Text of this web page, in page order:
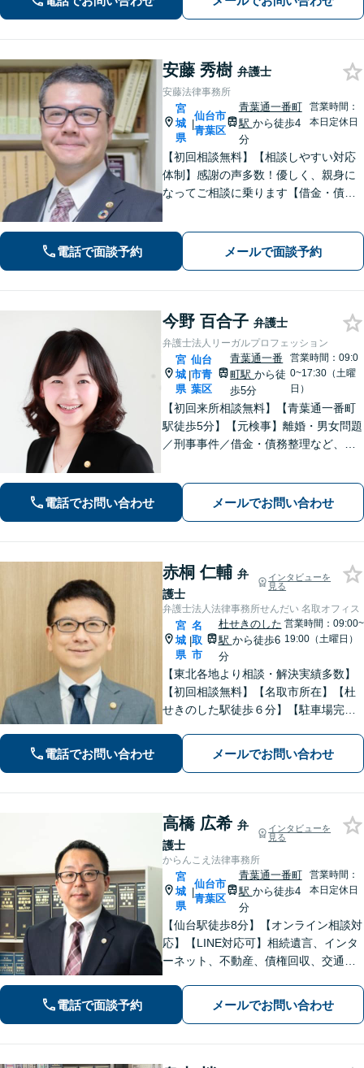
通一番町駅5分】
安藤 秀樹 弁護士
安藤法律事務所
宮
城
県
|
仙台市
青葉区
青葉通一番町
駅 から徒歩4
分
営業時間：
本日定休日
【初回相談無料】【相談しやすい対応
体制】感謝の声多数！優しく、親身に
なってご相談に乗ります【借金・債務
ートを【離婚問題】男性側からの相談
実績が豊富です【青葉通一番町駅4分】
電話で面談予約 メールで面談予約
今野 百合子 弁護士
弁護士法人リーガルプロフェッション
宮
城
県
|
仙台
市青
葉区
青葉通一番
町駅から徒
歩5分
営業時間：09:0
0~17:30（土曜
日）
【初回来所相談無料】【青葉通一番町
駅徒歩5分】【元検事】離婚・男女問題
／刑事事件／借金・債務整理など、あ
い、最善の解決策へと導くことを最も
重視しています。お困りの方はご相談
電話でお問い合わせ メールでお問い合わせ
赤桐 仁輔 弁
護士
インタビューを
見る
弁護士法人法律事務所せんだい 名取オフィス
宮
城
県
|
名
取
市
杜せきのした
駅 から徒歩6
分
営業時間：09:00~
19:00（土曜日）
【東北各地より相談・解決実績多数】
【初回相談無料】【名取市所在】【杜
せきのした駅徒歩６分】【駐車場完
日でも早く取り除き、穏やかな日常を
取り戻せるよう尽力いたします。【完
電話でお問い合わせ メールでお問い合わせ
高橋 広希 弁
護士
インタビューを
見る
からんこえ法律事務所
宮
城
県
|
仙台市
青葉区
青葉通一番町
駅 から徒歩4
分
営業時間：
本日定休日
【仙台駅徒歩8分】【オンライン相談対
応】【LINE対応可】相続遺言、インタ
ーネット、不動産、債権回収、交通事
バイダ責任制限法の発信者情報開示命
令制度に対応しています。
電話で面談予約 メールでお問い合わせ